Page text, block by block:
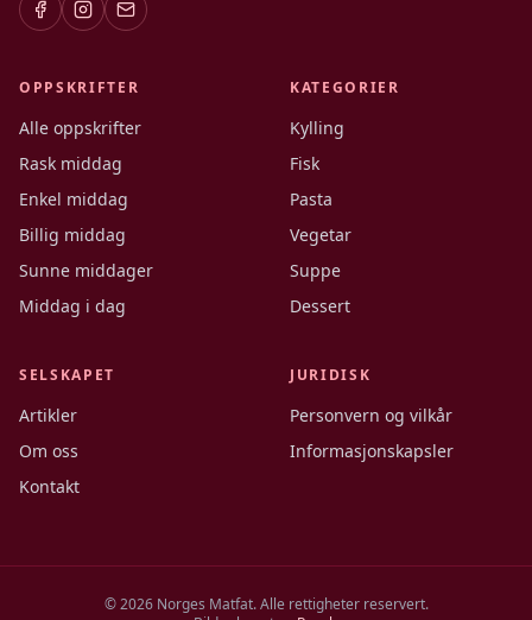
OPPSKRIFTER
Alle oppskrifter
Rask middag
Enkel middag
Billig middag
Sunne middager
Middag i dag
KATEGORIER
Kylling
Fisk
Pasta
Vegetar
Suppe
Dessert
SELSKAPET
Artikler
Om oss
Kontakt
JURIDISK
Personvern og vilkår
Informasjonskapsler
©2026Norges Matfat. Alle rettigheter reservert.